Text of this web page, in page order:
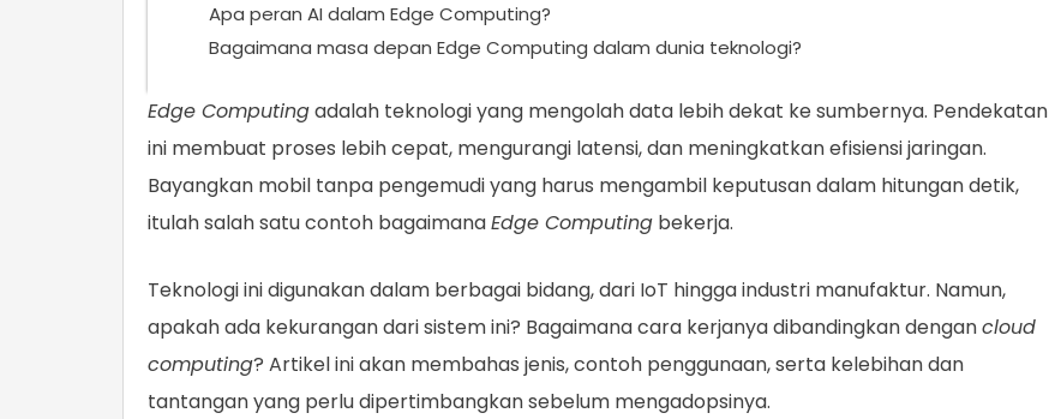
Apa peran AI dalam Edge Computing?
Bagaimana masa depan Edge Computing dalam dunia teknologi?
Edge Computingadalah teknologi yang mengolah data lebih dekat ke sumbernya. Pendekatan
ini membuat proses lebih cepat, mengurangi latensi, dan meningkatkan efisiensi jaringan.
Bayangkan mobil tanpa pengemudi yang harus mengambil keputusan dalam hitungan detik,
itulah salah satu contoh bagaimanaEdge Computing bekerja.
Teknologi ini digunakan dalam berbagai bidang, dari IoT hingga industri manufaktur. Namun,
apakah ada kekurangan dari sistem ini? Bagaimana cara kerjanya dibandingkan dengancloud
computing? Artikel ini akan membahas jenis, contoh penggunaan, serta kelebihan dan
tantangan yang perlu dipertimbangkan sebelum mengadopsinya.